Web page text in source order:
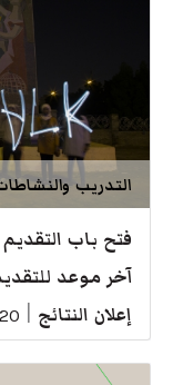
التدريب
فتح باب التقديم
آخر موعد
إعلان النتائج 20 / 11 / 2026